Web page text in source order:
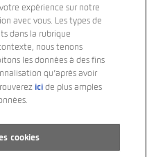
expérience sur notre
avec vous. Les types de
dans la rubrique
nous tenons
les données à des fins
qu’après avoir
ici de plus amples
cookies